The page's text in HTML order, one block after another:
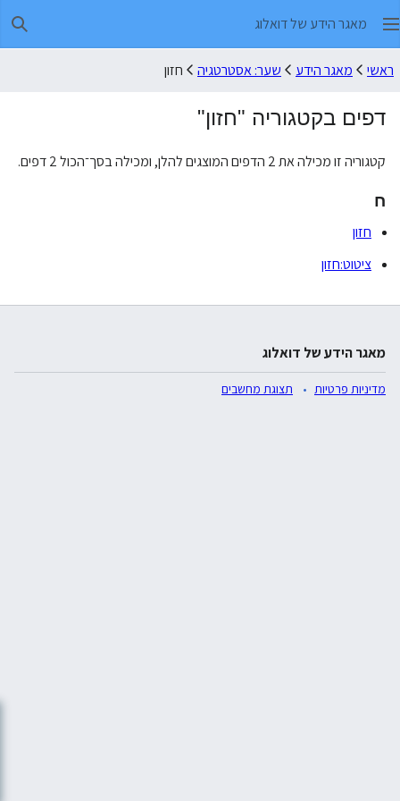
מאגר הידע של דואלוג
ראשי מאגר הידע שער: אסטרטגיה חזון
דפים בקטגוריה "חזון"
קטגוריה זו מכילה את 2 הדפים המוצגים להלן, ומכילה בסך־הכול 2 דפים.
ח
חזון
ציטוט:חזון
מאגר הידע של דואלוג
מדיניות פרטיות תצוגת מחשבים